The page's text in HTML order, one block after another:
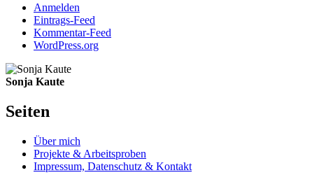
Anmelden
Eintrags-Feed
Kommentar-Feed
WordPress.org
Sonja Kaute
Seiten
Über mich
Projekte & Arbeitsproben
Impressum, Datenschutz & Kontakt